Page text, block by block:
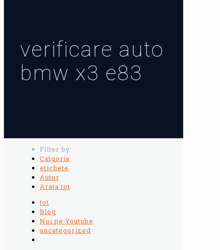
verificare auto
bmw x3 e83
Filter by
Catgoria
etichete
Autor
Arata tot
tot
Blog
Noi pe Youtube
uncategorized